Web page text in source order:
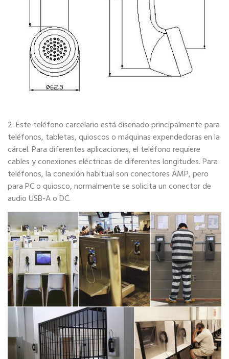
2. Este teléfono carcelario está diseñado principalmente para
teléfonos, tabletas, quioscos o máquinas expendedoras en la
cárcel. Para diferentes aplicaciones, el teléfono requiere
cables y conexiones eléctricas de diferentes longitudes. Para
teléfonos, la conexión habitual son conectores AMP, pero
para PC o quiosco, normalmente se solicita un conector de
audio USB-A o DC.